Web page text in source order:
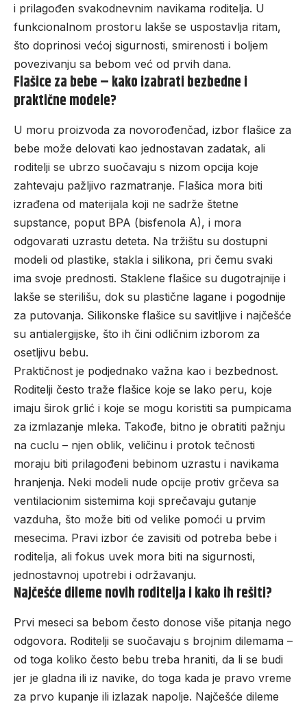
i prilagođen svakodnevnim navikama roditelja. U
funkcionalnom prostoru lakše se uspostavlja ritam,
što doprinosi većoj sigurnosti, smirenosti i boljem
povezivanju sa bebom već od prvih dana.
Flašice za bebe – kako izabrati bezbedne i
praktične modele?
U moru proizvoda za novorođenčad, izbor flašice za
bebe može delovati kao jednostavan zadatak, ali
roditelji se ubrzo suočavaju s nizom opcija koje
zahtevaju pažljivo razmatranje. Flašica mora biti
izrađena od materijala koji ne sadrže štetne
supstance, poput BPA (bisfenola A), i mora
odgovarati uzrastu deteta. Na tržištu su dostupni
modeli od plastike, stakla i silikona, pri čemu svaki
ima svoje prednosti. Staklene flašice su dugotrajnije i
lakše se sterilišu, dok su plastične lagane i pogodnije
za putovanja. Silikonske flašice su savitljive i najčešće
su antialergijske, što ih čini odličnim izborom za
osetljivu bebu.
Praktičnost je podjednako važna kao i bezbednost.
Roditelji često traže flašice koje se lako peru, koje
imaju širok grlić i koje se mogu koristiti sa pumpicama
za izmlazanje mleka. Takođe, bitno je obratiti pažnju
na cuclu – njen oblik, veličinu i protok tečnosti
moraju biti prilagođeni bebinom uzrastu i navikama
hranjenja. Neki modeli nude opcije protiv grčeva sa
ventilacionim sistemima koji sprečavaju gutanje
vazduha, što može biti od velike pomoći u prvim
mesecima. Pravi izbor će zavisiti od potreba bebe i
roditelja, ali fokus uvek mora biti na sigurnosti,
jednostavnoj upotrebi i održavanju.
Najčešće dileme novih roditelja i kako ih rešiti?
Prvi meseci sa bebom često donose više pitanja nego
odgovora. Roditelji se suočavaju s brojnim dilemama –
od toga koliko često bebu treba hraniti, da li se budi
jer je gladna ili iz navike, do toga kada je pravo vreme
za prvo kupanje ili izlazak napolje. Najčešće dileme